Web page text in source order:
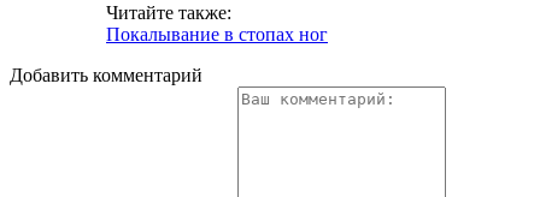
Читайте также:
Покалывание в стопах ног
Добавить комментарий